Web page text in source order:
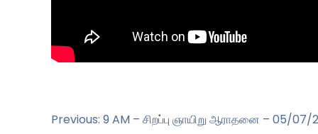
Previous: 9 AM – சிறப்பு ஞாயிறு ஆராதனை – 05/07/